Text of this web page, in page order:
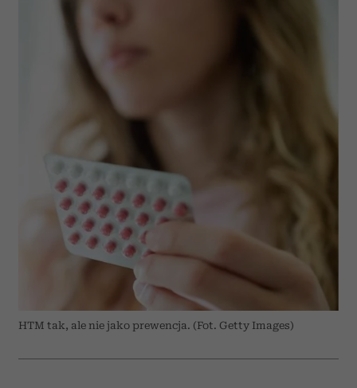
HTM tak, ale nie jako prewencja. (Fot. Getty Images)